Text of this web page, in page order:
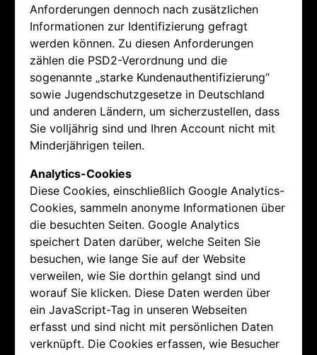
Anforderungen dennoch nach zusätzlichen
Informationen zur Identifizierung gefragt
werden können. Zu diesen Anforderungen
zählen die PSD2-Verordnung und die
sogenannte „starke Kundenauthentifizierung“
sowie Jugendschutzgesetze in Deutschland
und anderen Ländern, um sicherzustellen, dass
Sie volljährig sind und Ihren Account nicht mit
Minderjährigen teilen.
Analytics-Cookies
Diese Cookies, einschließlich Google Analytics-
Cookies, sammeln anonyme Informationen über
die besuchten Seiten. Google Analytics
speichert Daten darüber, welche Seiten Sie
besuchen, wie lange Sie auf der Website
verweilen, wie Sie dorthin gelangt sind und
worauf Sie klicken. Diese Daten werden über
ein JavaScript-Tag in unseren Webseiten
erfasst und sind nicht mit persönlichen Daten
verknüpft. Die Cookies erfassen, wie Besucher